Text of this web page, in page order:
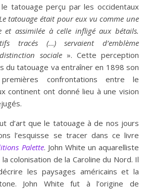
tatouage perçu par les occidentaux
Le tatouage était pour eux vu comme une
et assimilée à celle infligé aux bétails.
tracés (…) servaient d’emblème
sociale». Cette perception
du tatouage va entraîner en 1898 son
confrontations entre le
continent ont donné lieu à une vision
d’art que le tatouage à de nos jours
l’esquisse se tracer dans ce livre
Palette. John White un aquarelliste
colonisation de la Caroline du Nord. Il
les paysages américains et la
John White fut à l’origine de